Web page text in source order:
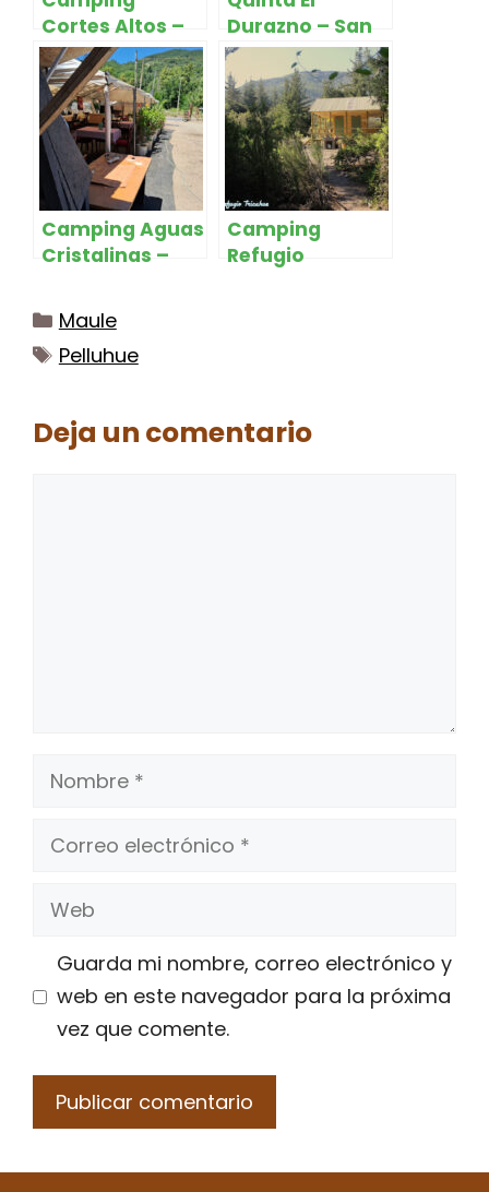
Cortes Altos –
Linares
Durazno – San
Javier
Camping Aguas
Cristalinas –
Camping
Refugio
Categorías
Maule
Etiquetas
Pelluhue
Deja un comentario
Nombre
Correo
Web
Guarda mi nombre, correo electrónico y
web en este navegador para la próxima
vez que comente.